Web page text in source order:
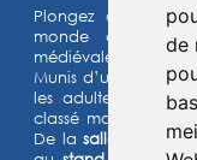
de
Plongez dans
monde de
médiévales.
Munis d’un jeu
les adultes, lancez-
classé monument
De la salle de